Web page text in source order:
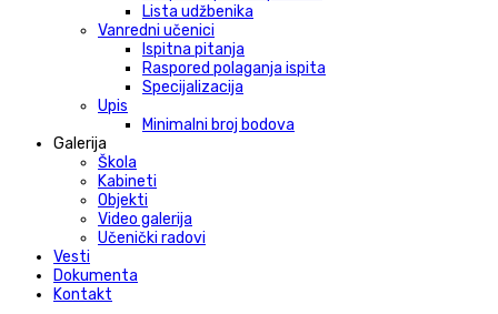
Lista udžbenika
Vanredni učenici
Ispitna pitanja
Raspored polaganja ispita
Specijalizacija
Upis
Minimalni broj bodova
Galerija
Škola
Kabineti
Objekti
Video galerija
Učenički radovi
Vesti
Dokumenta
Kontakt